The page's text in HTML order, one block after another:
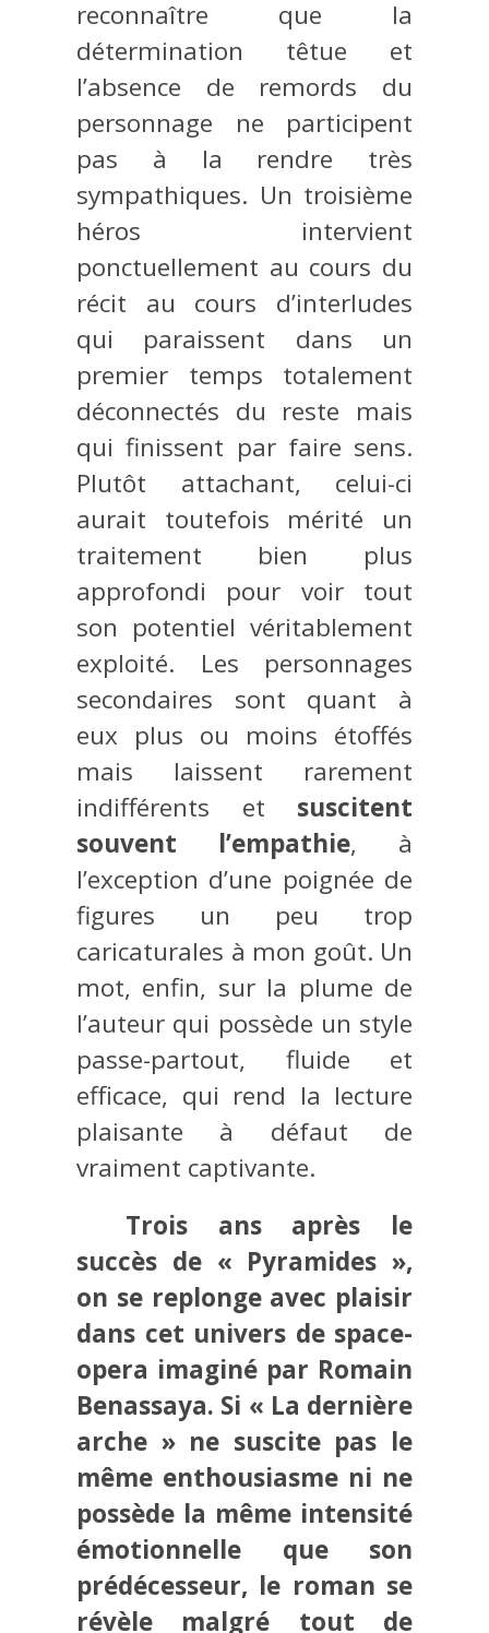
reconnaître que la
détermination têtue et
l’absence de remords du
personnage ne participent
pas à la rendre très
sympathiques. Un troisième
héros intervient
ponctuellement au cours du
récit au cours d’interludes
qui paraissent dans un
premier temps totalement
déconnectés du reste mais
qui finissent par faire sens.
Plutôt attachant, celui-ci
aurait toutefois mérité un
traitement bien plus
approfondi pour voir tout
son potentiel véritablement
exploité. Les personnages
secondaires sont quant à
eux plus ou moins étoffés
mais laissent rarement
indifférents et suscitent
souvent l’empathie, à
l’exception d’une poignée de
figures un peu trop
caricaturales à mon goût. Un
mot, enfin, sur la plume de
l’auteur qui possède un style
passe-partout, fluide et
efficace, qui rend la lecture
plaisante à défaut de
vraiment captivante.
Trois ans après le
succès de « Pyramides »,
on se replonge avec plaisir
dans cet univers de space-
opera imaginé par Romain
Benassaya. Si « La dernière
arche » ne suscite pas le
même enthousiasme ni ne
possède la même intensité
émotionnelle que son
prédécesseur, le roman se
révèle malgré tout de